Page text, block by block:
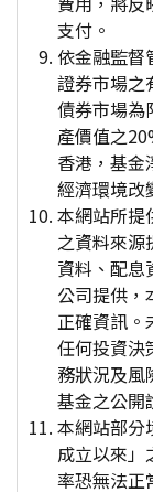
支付。
依金融監督
證券市場之
債券市場為
產價值之
香港，基金
經濟環境改
本網站所提
之資料來源
資料、配息
公司提供，
正確資訊。
任何投資決
務狀況及風
基金之公開
本網站部分
成立以來」
率恐無法正